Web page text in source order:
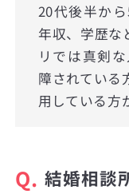
20代後半か
年収、学歴な
リでは真剣
障されている
用している方
Q. 結婚相談